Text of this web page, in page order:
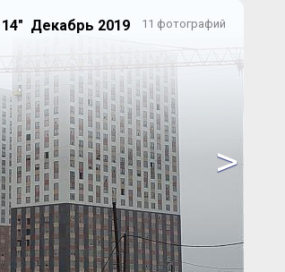
11 фотографий
Декабрь 2019
>